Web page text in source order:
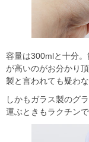
容量は300mlと十分
が高いのがお分かり
製と言われても疑わな
しかもガラス製のグ
運ぶときもラクチン